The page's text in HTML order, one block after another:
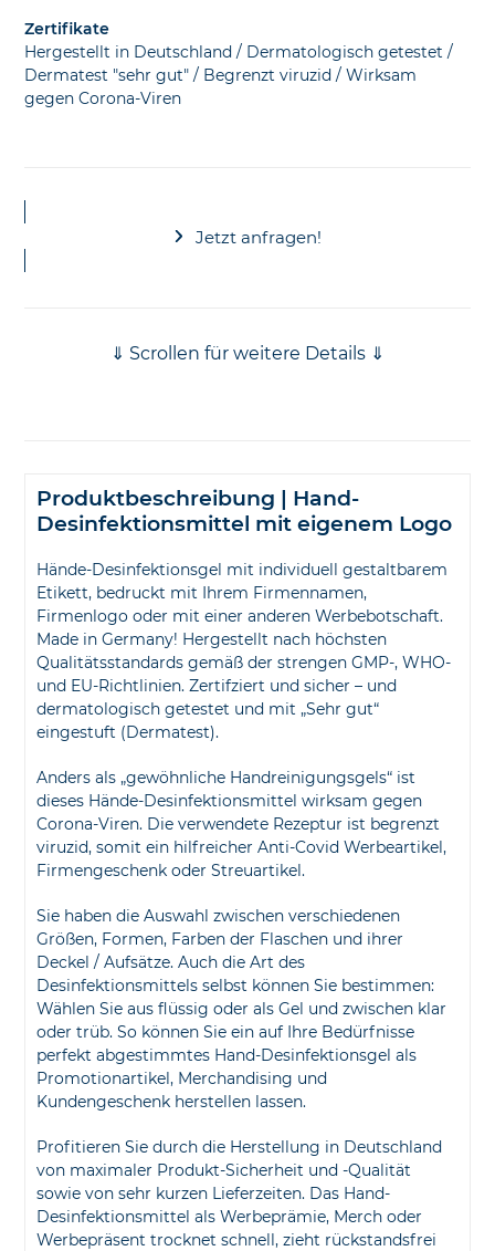
Zertifikate
Hergestellt in Deutschland / Dermatologisch getestet /
Dermatest "sehr gut" / Begrenzt viruzid / Wirksam
gegen Corona-Viren
Jetzt anfragen!
⇓ Scrollen für weitere Details ⇓
Produktbeschreibung | Hand-
Desinfektionsmittel mit eigenem Logo
Hände-Desinfektionsgel mit individuell gestaltbarem
Etikett, bedruckt mit Ihrem Firmennamen,
Firmenlogo oder mit einer anderen Werbebotschaft.
Made in Germany! Hergestellt nach höchsten
Qualitätsstandards gemäß der strengen GMP-, WHO-
und EU-Richtlinien. Zertifziert und sicher – und
dermatologisch getestet und mit „Sehr gut“
eingestuft (Dermatest).
Anders als „gewöhnliche Handreinigungsgels“ ist
dieses Hände-Desinfektionsmittel wirksam gegen
Corona-Viren. Die verwendete Rezeptur ist begrenzt
viruzid, somit ein hilfreicher Anti-Covid Werbeartikel,
Firmengeschenk oder Streuartikel.
Sie haben die Auswahl zwischen verschiedenen
Größen, Formen, Farben der Flaschen und ihrer
Deckel / Aufsätze. Auch die Art des
Desinfektionsmittels selbst können Sie bestimmen:
Wählen Sie aus flüssig oder als Gel und zwischen klar
oder trüb. So können Sie ein auf Ihre Bedürfnisse
perfekt abgestimmtes Hand-Desinfektionsgel als
Promotionartikel, Merchandising und
Kundengeschenk herstellen lassen.
Profitieren Sie durch die Herstellung in Deutschland
von maximaler Produkt-Sicherheit und -Qualität
sowie von sehr kurzen Lieferzeiten. Das Hand-
Desinfektionsmittel als Werbeprämie, Merch oder
Werbepräsent trocknet schnell, zieht rückstandsfrei